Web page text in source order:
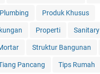
Plumbing Produk Khusus
Properti Sanitary
Struktur Bangunan
Pancang Tips Rumah